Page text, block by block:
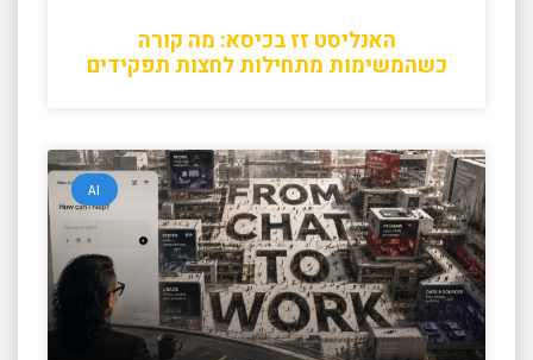
האנליסט זז בכיסא: מה קורה
כשהמשימות מתחילות לחצות תפקידים
AI